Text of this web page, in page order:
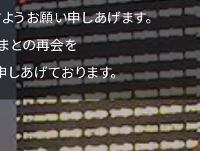
うお願い申しあげます。
との再会を
あげております。